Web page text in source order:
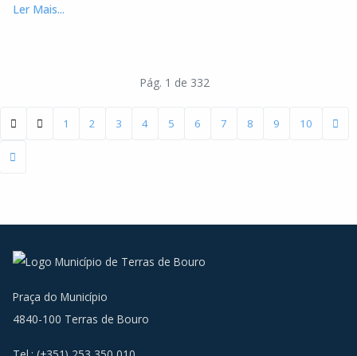
Ler Mais...
Pág. 1 de 332
1 2 3 4 5 6 7 8 9 10
Praça do Município
4840-100 Terras de Bouro